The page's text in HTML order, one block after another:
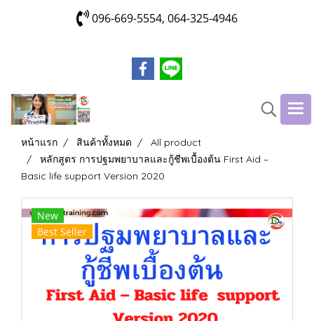
096-669-5554, 064-325-4946
หน้าแรก สินค้าทั้งหมด
All product
หลักสูตร การปฐมพยาบาลและกู้ชีพเบื้องต้น First Aid –
Basic life support Version 2020
New
Best Seller